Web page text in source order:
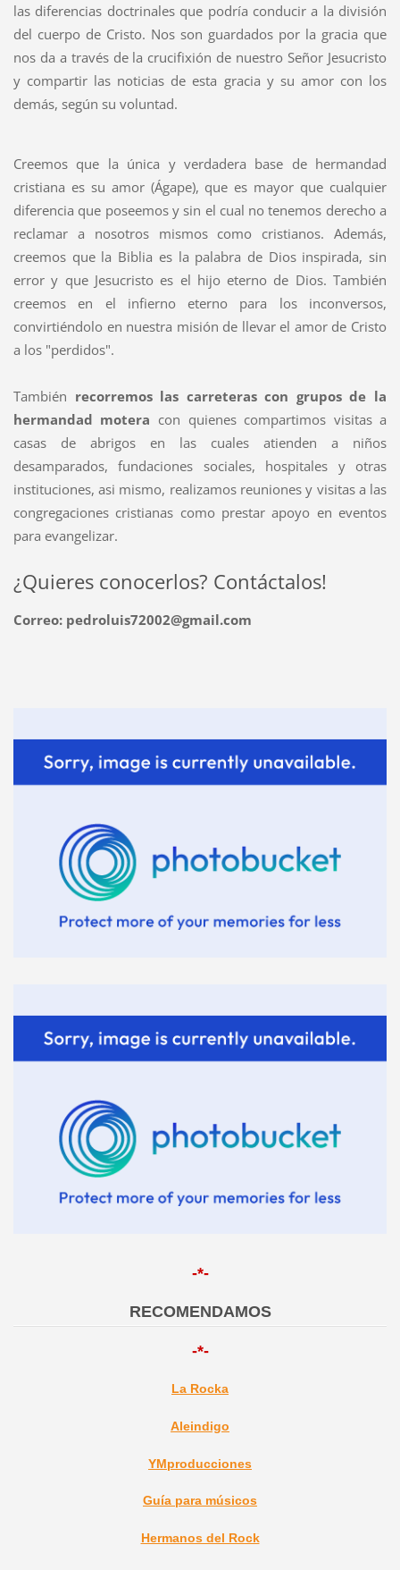
las diferencias doctrinales que podría conducir a la división
del cuerpo de Cristo. Nos son guardados por la gracia que
nos da a través de la crucifixión de nuestro Señor Jesucristo
y compartir las noticias de esta gracia y su amor con los
demás, según su voluntad.
Creemos que la única y verdadera base de hermandad
cristiana es su amor (Ágape), que es mayor que cualquier
diferencia que poseemos y sin el cual no tenemos derecho a
reclamar a nosotros mismos como cristianos. Además,
creemos que la Biblia es la palabra de Dios inspirada, sin
error y que Jesucristo es el hijo eterno de Dios. También
creemos en el infierno eterno para los inconversos,
convirtiéndolo en nuestra misión de llevar el amor de Cristo
a los "perdidos".
También recorremos las carreteras con grupos de la
hermandad motera con quienes compartimos visitas a
casas de abrigos en las cuales atienden a niños
desamparados, fundaciones sociales, hospitales y otras
instituciones, asi mismo, realizamos reuniones y visitas a las
congregaciones cristianas como prestar apoyo en eventos
para evangelizar.
¿Quieres conocerlos? Contáctalos!
Correo: pedroluis72002@gmail.com
-*-
RECOMENDAMOS
-*-
La Rocka
Aleindigo
YMproducciones
Guía para músicos
Hermanos del Rock